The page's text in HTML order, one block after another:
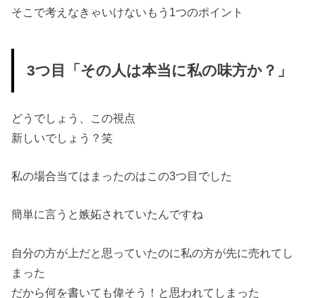
そこで考えなきゃいけないもう1つのポイント
3つ目「その人は本当に私の味方か？」
どうでしょう、この視点
新しいでしょう？笑
私の場合当てはまったのはこの3つ目でした
簡単に言うと嫉妬されていたんですね
自分の方が上だと思っていたのに私の方が先に売れてし
まった
だから何を書いても偉そう！と思われてしまった